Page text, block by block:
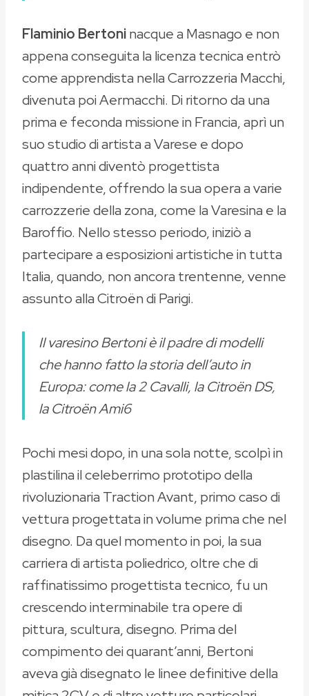
Flaminio Bertoninacque a Masnago e non
appena conseguita la licenza tecnica entrò
come apprendista nella Carrozzeria Macchi,
divenuta poi Aermacchi. Di ritorno da una
prima e feconda missione in Francia, aprì un
suo studio di artista a Varese e dopo
quattro anni diventò progettista
indipendente, offrendo la sua opera a varie
carrozzerie della zona, come la Varesina e la
Baroffio. Nello stesso periodo, iniziò a
partecipare a esposizioni artistiche in tutta
Italia, quando, non ancora trentenne, venne
assunto alla Citroën di Parigi.
Il varesino Bertoni è il padre di modelli
che hanno fatto la storia dell’auto in
Europa: come la 2 Cavalli, la Citroën DS,
la Citroën Ami6
Pochi mesi dopo, in una sola notte, scolpì in
plastilina il celeberrimo prototipo della
rivoluzionaria Traction Avant, primo caso di
vettura progettata in volume prima che nel
disegno. Da quel momento in poi, la sua
carriera di artista poliedrico, oltre che di
raffinatissimo progettista tecnico, fu un
crescendo interminabile tra opere di
pittura, scultura, disegno. Prima del
compimento dei quarant’anni, Bertoni
aveva già disegnato le linee definitive della